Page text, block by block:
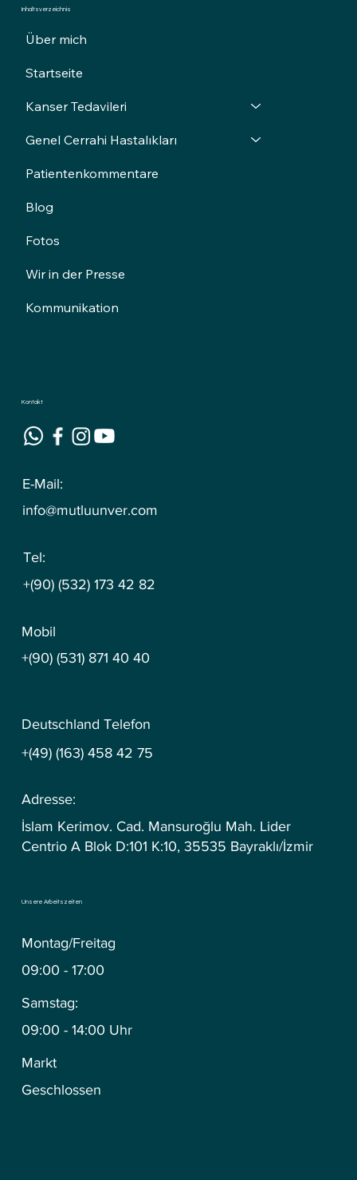
Über mich
Startseite
Kanser Tedavileri
Genel Cerrahi Hastalıkları
Patientenkommentare
Blog
Fotos
Wir in der Presse
Kommunikation
Inhaltsverzeichnis
Kontakt
info@mutluunver.com
E-Mail:
Tel:
+(90) (532) 173 42 82
Mobil
+(90) (531) 871 40 40
Deutschland Telefon
+(49) (163) 458 42 75
İslam Kerimov. Cad. Mansuroğlu Mah. Lider
Centrio A Blok D:101 K:10, 35535 Bayraklı/İzmir
Adresse:
09:00 - 17:00
Montag/Freitag
09:00 - 14:00 Uhr
Samstag:
Geschlossen
Markt
Unsere Arbeitszeiten